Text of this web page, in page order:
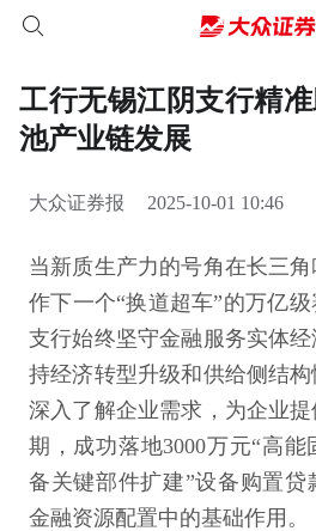
工行无锡江阴支行精
池产业链发展
大众证券报 2025-10-01 10:46
当新质生产力的号角在长三
作下一个“换道超车”的万亿
支行始终坚守金融服务实体
持经济转型升级和供给侧结构
深入了解企业需求，为企业
期，成功落地3000万元“高
备关键部件扩建”设备购置贷
金融资源配置中的基础作用。